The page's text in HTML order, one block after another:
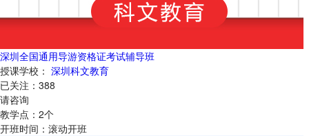
深圳全国通用导游资格证考试辅导班
授课学校： 深圳科文教育
已关注： 388
请咨询
教学点： 2个
开班时间： 滚动开班